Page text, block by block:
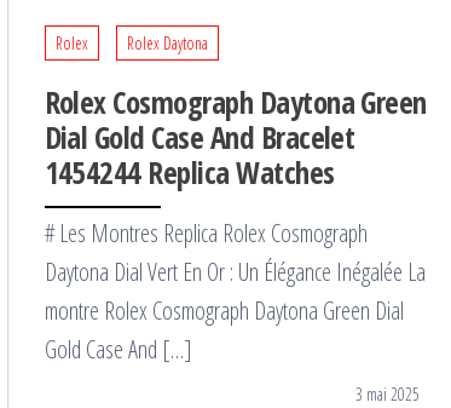
Rolex Rolex Daytona
Rolex Cosmograph Daytona Green
Dial Gold Case And Bracelet
1454244 Replica Watches
# Les Montres Replica Rolex Cosmograph
Daytona Dial Vert En Or : Un Élégance Inégalée La
montre Rolex Cosmograph Daytona Green Dial
Gold Case And […]
3 mai 2025